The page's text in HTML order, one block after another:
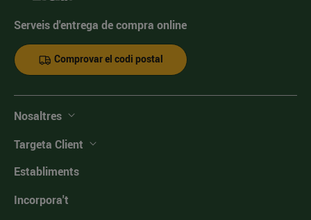
Serveis d'entrega de compra online
Comprovar el codi postal
Nosaltres
Targeta Client
Establiments
Incorpora't